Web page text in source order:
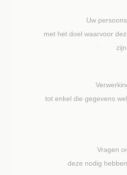
Uw
met het doel waarvoor
tot enkel die gegevens
Vragen
deze nodig